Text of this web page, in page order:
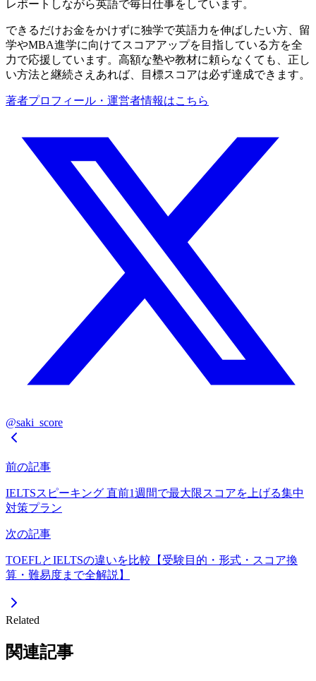
レポートしながら英語で毎日仕事をしています。
できるだけお金をかけずに独学で英語力を伸ばしたい方、留
学やMBA進学に向けてスコアアップを目指している方を全
力で応援しています。高額な塾や教材に頼らなくても、正し
い方法と継続さえあれば、目標スコアは必ず達成できます。
著者プロフィール・運営者情報はこちら
@saki_score
前の記事
IELTSスピーキング 直前1週間で最大限スコアを上げる集中
対策プラン
次の記事
TOEFLとIELTSの違いを比較【受験目的・形式・スコア換
算・難易度まで全解説】
Related
関連記事